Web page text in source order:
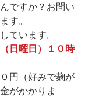
ですか？お問い
す。
ています。
日曜日）１０時
円（好みで麹が
がかかりま